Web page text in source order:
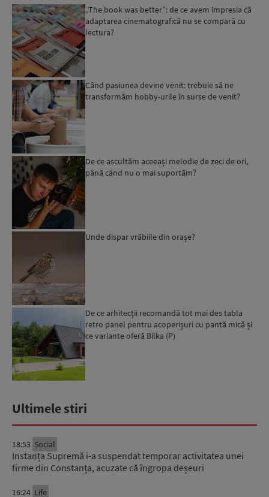
„The book was better”: de ce avem impresia că
adaptarea cinematografică nu se compară cu
lectura?
Când pasiunea devine venit: trebuie să ne
transformăm hobby-urile în surse de venit?
De ce ascultăm aceeași melodie de zeci de ori,
până când nu o mai suportăm?
Unde dispar vrăbiile din orașe?
De ce arhitecții recomandă tot mai des tabla
retro panel pentru acoperișuri cu pantă mică și
ce variante oferă Bilka (P)
Ultimele stiri
18:53 Social
Instanța Supremă i-a suspendat temporar activitatea unei
firme din Constanța, acuzate că îngropa deșeuri
16:24 Life